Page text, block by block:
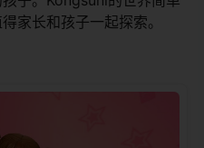
家长和孩子一起探索。